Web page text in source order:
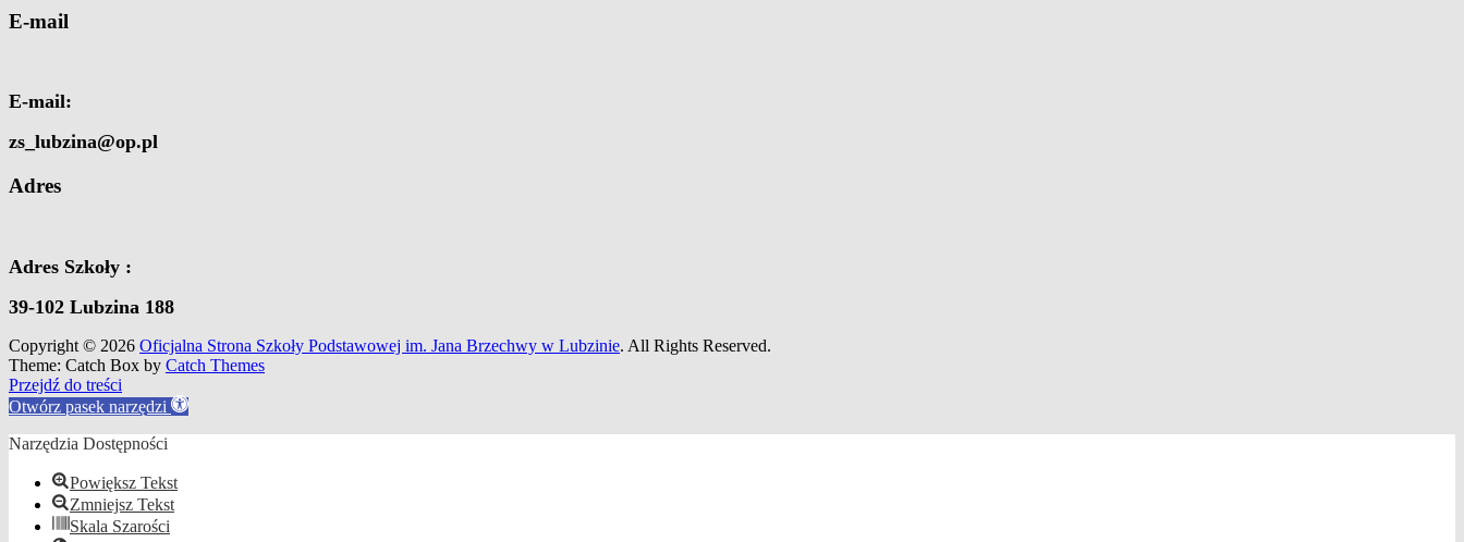
E-mail
E-mail:
zs_lubzina@op.pl
Adres
Adres Szkoły :
39-102 Lubzina 188
Copyright © 2026 Oficjalna Strona Szkoły Podstawowej im. Jana Brzechwy w Lubzinie. All Rights Reserved.
Theme: Catch Box by Catch Themes
Scroll
Up
Przejdź do treści
Otwórz pasek narzędzi
Narzędzia Dostępności
Powiększ Tekst
Zmniejsz Tekst
Skala Szarości